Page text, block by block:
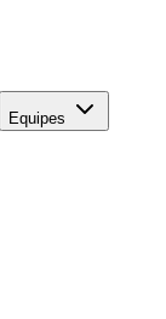
Equipes